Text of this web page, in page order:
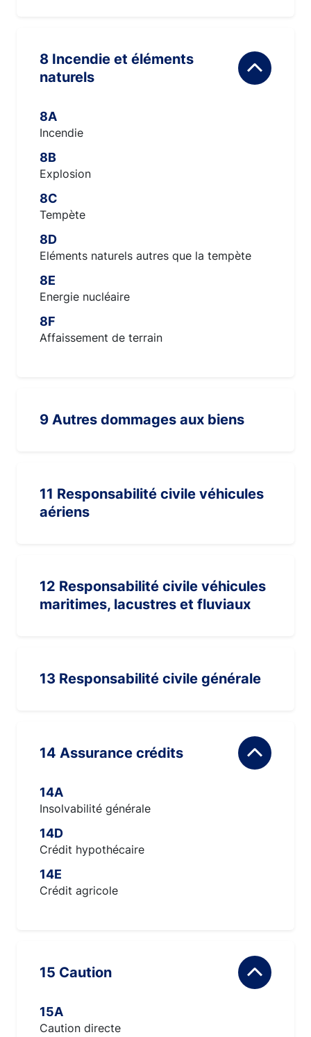
8 Incendie et éléments
naturels
8A
Incendie
8B
Explosion
8C
Tempète
8D
Eléments naturels autres que la tempète
8E
Energie nucléaire
8F
Affaissement de terrain
9 Autres dommages aux biens
11 Responsabilité civile véhicules
aériens
12 Responsabilité civile véhicules
maritimes, lacustres et fluviaux
13 Responsabilité civile générale
14 Assurance crédits
14A
Insolvabilité générale
14D
Crédit hypothécaire
14E
Crédit agricole
15 Caution
15A
Caution directe